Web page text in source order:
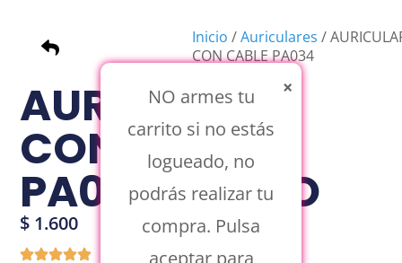
Inicio /Auriculares /
CON CABLE PA034
AURICULAR
CON CABLE
PA034 NEGRO
$ 1.600
×
NO armes tu
carrito si no estás
logueado, no
podrás realizar tu
compra. Pulsa
aceptar para